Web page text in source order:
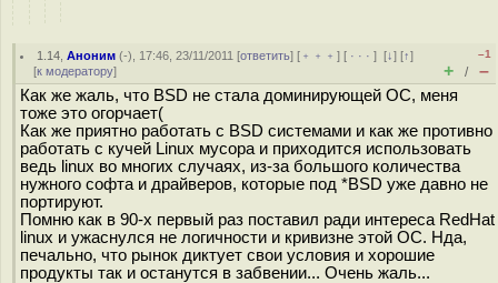
1.14 ,Аноним (-), 17:46, 23/11/2011 [ответить] [ ﹢﹢﹢] [ · · ·][↓] [↑]
[к модератору]
–1
+ / –
Как же жаль, что BSD не стала доминирующей ОС, меня
тоже это огорчает(
Как же приятно работать с BSD системами и как же противно
работать с кучей Linux мусора и приходится использовать
ведь linux во многих случаях, из-за большого количества
нужного софта и драйверов, которые под *BSD уже давно не
портируют.
Помню как в 90-х первый раз поставил ради интереса RedHat
linux и ужаснулся не логичности и кривизне этой ОС. Нда,
печально, что рынок диктует свои условия и хорошие
продукты так и останутся в забвении... Очень жаль...